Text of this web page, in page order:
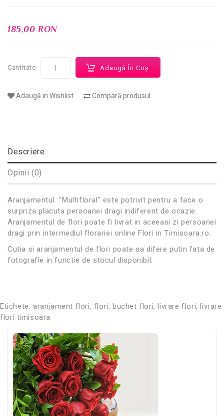
185,00 RON
Cantitate Adaugă În Coş
Adaugă in Wishlist Compară produsul
Descriere
Opinii (0)
Aranjamentul "Multifloral" este potrivit pentru a face o
surpriza placuta persoanei dragi indiferent de ocazie.
Aranjamentul de flori poate fi livrat in aceeasi zi persoanei
dragi prin intermediul florariei online Flori in Timisoara.ro.
Cutia si aranjamentul de flori poate sa difere putin fata de
fotografie in functie de stocul disponibil.
Etichete: aranjament flori, flori,buchet flori,livrare flori,livrare
flori timisoara